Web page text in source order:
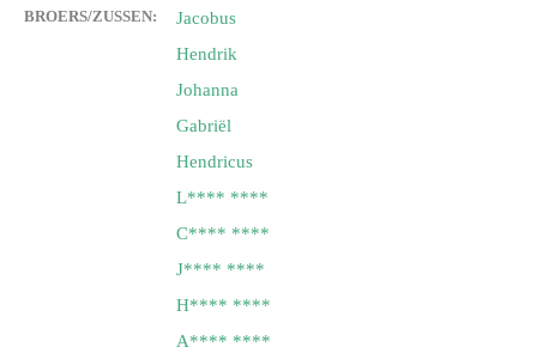
BROERS/ZUSSEN:
Jacobus
Hendrik
Johanna
Gabriël
Hendricus
L**** ****
C**** ****
J**** ****
H**** ****
A**** ****